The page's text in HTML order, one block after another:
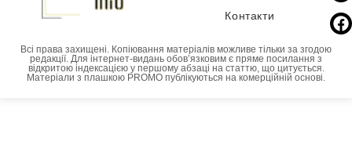
Контакти
Всі права захищені. Копіювання матеріалів можливе тільки за згодою
редакції. Для інтернет-видань обовʼязковим є пряме посилання з
відкритою індексацією у першому абзаці на статтю, що цитується.
Матеріали з плашкою PROMO публікуються на комерційній основі.